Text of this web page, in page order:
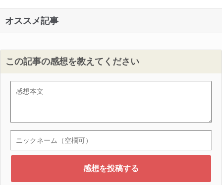
オススメ記事
この記事の感想を教えてください